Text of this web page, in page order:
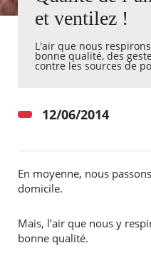
Actualités
Kiosque
FacebookInstagram
Youtube
Linkedin
et ventilez !
L'air que nous
bonne qualité, des
contre les sources de
12/06/2014
En moyenne, nous
domicile.
Mais, l’air que nous y
bonne qualité.